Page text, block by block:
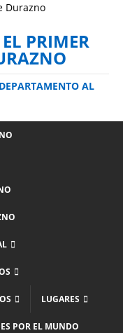
PRIMER
AL
LUGARES
POR EL MUNDO